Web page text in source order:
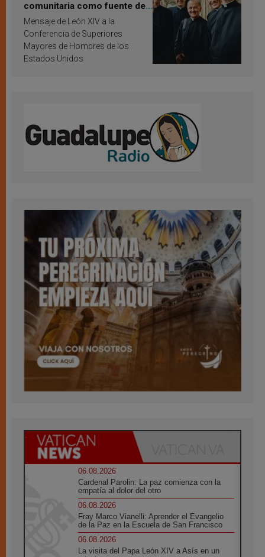
comunitaria como fuente de
inspiración y santificación
Mensaje de León XIV a la
Conferencia de Superiores
Mayores de Hombres de los
Estados Unidos
06.08.2026
Cardenal Parolin: La paz comienza con la
empatía al dolor del otro
06.08.2026
Fray Marco Vianelli: Aprender el Evangelio
de la Paz en la Escuela de San Francisco
06.08.2026
La visita del Papa León XIV a Asís en un